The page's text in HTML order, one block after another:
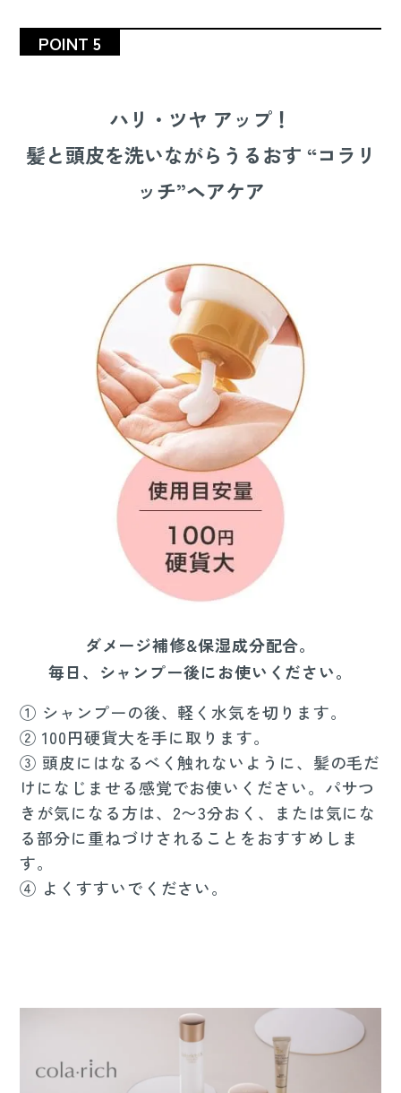
POINT 5
ハリ・ツヤ アップ！
髪と頭皮を洗いながらうるおす “コラリ
ッチ”ヘアケア
ダメージ補修&保湿成分配合。
毎日、シャンプー後にお使いください。
① シャンプーの後、軽く水気を切ります。
② 100円硬貨大を手に取ります。
③ 頭皮にはなるべく触れないように、髪の毛だ
けになじませる感覚でお使いください。パサつ
きが気になる方は、2〜3分おく、または気にな
る部分に重ねづけされることをおすすめしま
す。
④ よくすすいでください。